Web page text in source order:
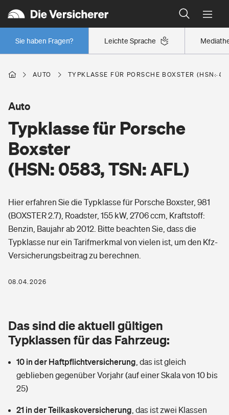
Leichte Sprache
Sie haben Fragen?
Wer versichert was: Jetzt Versicherer finden
Regionalklassen: So ist Ihre Region eingestuft
Wer versichert was: Jetzt Versicherer finden
Berufsunfähigkeitsversicherung
Arbeitsrechtsschutz
Berufshaftpflichtversicherung
Rentenrechner: Wie viel Geld bekomme ich im Alter?
Wer versichert was: Jetzt Versicherer finden
Sie haben Fragen?
Wohnen
Wohngebäudeversicherung
Hausratversicherung
Elementarversicherung
Photovoltaik
Wärmepumpen versichern
Vermieterrrechtsschutz
Mietkautionsversicherung
Restkreditversicherung
Pri­vate Haft­pflicht­
Rechts­schutz­ver­si­che­rung
Kinderunfall­ver­si­che­rung
Reiseversicherung
Gesundheit
Private Krankenversicherung
Tierkrankenversicherung
Zur Übersicht
AUTO TYPKLASSE FÜR PORSCHE BOXSTER (HSN:
Typklasse für Porsche
Boxster
(HSN: 0583, TSN: AFL)
Auto
Hier erfahren Sie die Typklasse für Porsche Boxster, 981
(BOXSTER 2.7), Roadster, 155 kW, 2706 ccm, Kraftstoff:
Benzin, Baujahr ab 2012. Bitte beachten Sie, dass die
Typklasse nur ein Tarifmerkmal von vielen ist, um den Kfz-
Versicherungsbeitrag zu berechnen.
08.04.2026
Das sind die aktuell gültigen
Typklassen für das Fahrzeug:
10 in der Haftpflichtversicherung das ist gleich
geblieben gegenüber Vorjahr (auf einer Skala von 10 bis
25)
21 in der Teilkaskoversicherung das ist zwei Klassen